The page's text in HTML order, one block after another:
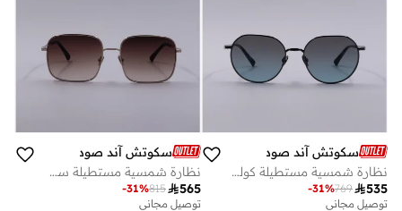
سكوتش آند صودا
نظارة شمسية مستطيلة كولون
535
769
-31%
توصيل مجاني
سكوتش آند صودا
نظارة شمسية مستطيلة سكوتسديل
565
815
-31%
توصيل مجاني